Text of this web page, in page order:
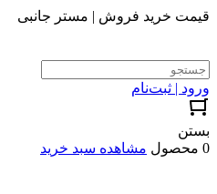
قیمت خرید فروش | مستر جانبی
ورود | ثبت‌نام
بستن
0 محصول
مشاهده سبد خرید